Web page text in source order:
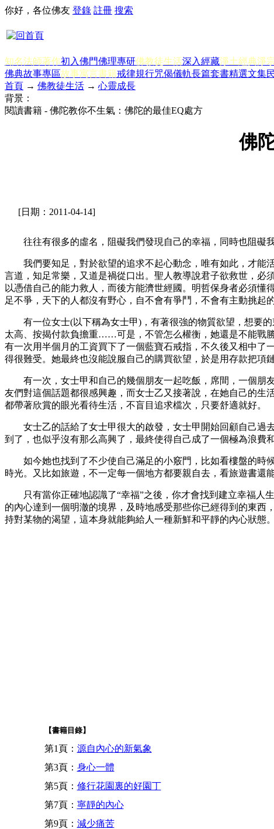
你好，各位佛友 登錄 註冊 搜索
知名法師著作初入佛門佛理專研佛教徒生活深入經藏淨土經典淨
佛典故事專區故事寓言書籍戒律規行咒偈儀軌長篇套書精選文集
首頁 → 佛教徒生活 → 心靈成長
背景：
閱讀書籍 - 佛陀教你不生氣：佛陀的最佳EQ處方
佛
[日期：2011-04-14]
往往有很多的虛名，阻礙我們發現自己的幸福，同時也阻礙我
我們要知足，對於欲望的追求不起心動念，唯有如此，才能
言道，知足常樂，又道是禍從口出。聖人教導說君子欲救世，
以憑借自己的能力救人，而後方能濟世經國。明哲保身者必須
足不爭，天下的人都沒有野心，自不會有爭鬥，不會有主動挑起
有一位女士(以下稱為女士甲)，有著很強的物質欲望，想要的
太高、按揭付款負擔重……可是，不管怎么權衡，她還是不能戰
有一次用半個月的工資買下了一個藍寶石戒指，不久後又相中
得很難受。她最終也沒能說服自己的購買欲望，於是用存款把項鏈
有一次，女士甲和自己的幾個朋友一起吃飯，席間，一個朋友
友們對這個話題都很感興趣，而女士乙又接著說，在她自己的
都帶著欣賞的眼光看待生活，不盲目追求檔次，只要舒適就好。
女士乙的話給了女士甲很大的啟發，女士甲開始回顧自己過
到了，也似乎沒有那么高興了，最終使得自己成了一個極為浪費
如今她也找到了不少使自己滿足的小竅門，比如看樓盤的時
時光。又比如旅遊，不一定每一個地方都要親自去，看旅遊書還
只有當你正確地認識了“幸福”之後，你才會找到建立幸福人
的內心達到一個明澈的境界，及時地感受那些你已經得到的東
持對某物的渴望，這本身就能夠給人一種新鮮和平靜的內心狀態。
【書籍目錄】
第1頁： 源自內心的新氣象
第3頁： 身心一體
第5頁： 修行花園裏的好園丁
第7頁： 寧靜的內心
第9頁： 減少痛苦